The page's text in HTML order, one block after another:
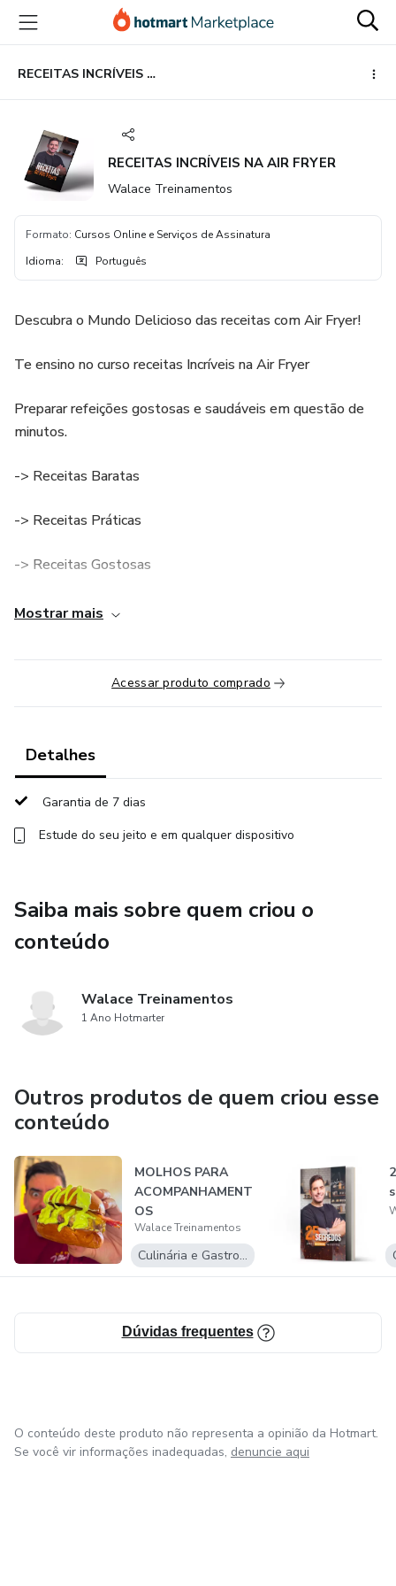
para
conteúdo
principal
para
pagamento
para
rodapé
RECEITAS INCRÍVEIS NA AIR FRYER
RECEITAS INCRÍVEIS NA AIR FRYER
Walace Treinamentos
Formato: Cursos Online e Serviços de Assinatura
Idioma: Português
Descubra o Mundo Delicioso das receitas com Air Fryer!
Te ensino no curso receitas Incríveis na Air Fryer
Preparar refeições gostosas e saudáveis ​​em questão de
minutos.
-> Receitas Baratas
-> Receitas Práticas
-> Receitas Gostosas
Mostrar mais
Acessar produto comprado
Detalhes
Garantia de 7 dias
Estude do seu jeito e em qualquer dispositivo
Saiba mais sobre quem criou o
conteúdo
Walace Treinamentos
1 Ano Hotmarter
Outros produtos de quem criou esse
conteúdo
MOLHOS PARA
ACOMPANHAMENT
OS
Walace Treinamentos
Culinária e Gastronomia
Dúvidas frequentes
O conteúdo deste produto não representa a opinião da Hotmart.
Se você vir informações inadequadas, denuncie aqui